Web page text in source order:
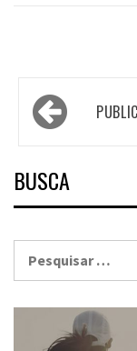
Navegação
por
BUSCA
por: